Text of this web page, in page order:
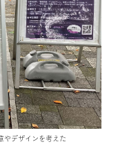
やデザインを考えた